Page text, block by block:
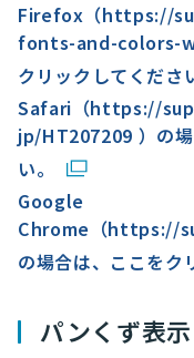
Firefox（https://
fonts-and-colors-
クリックしてくださ
Safari（https://
jp/HT207209 ）の
い。
Google
Chrome（https://
の場合は、ここをク
パンくず表示